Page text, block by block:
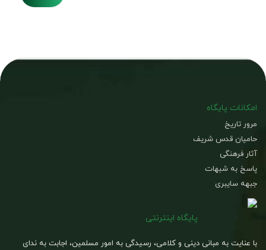
امکانات پایگاه
مرور تاریخ
حامیان قدس شریف
آثار فرهنگی
پاسخ به شبهات
جبهه سایبری
پایگاه اینترنتی
با عنایت به مبانی دینی و کلامی، رسیدگی به امور مسلمین، اجابت به ندای